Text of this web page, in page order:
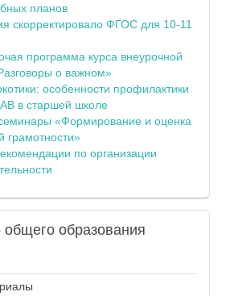
планов
скорректировало ФГОС для 10-11
программа курса внеурочной
о важном»
особенности профилактики
в старшей школе
«Формирование и оценка
грамотности»
по организации
общего образования